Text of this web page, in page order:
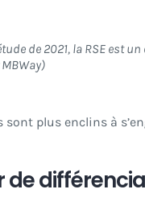
de 2021, la RSE est
sont plus enclins à
de